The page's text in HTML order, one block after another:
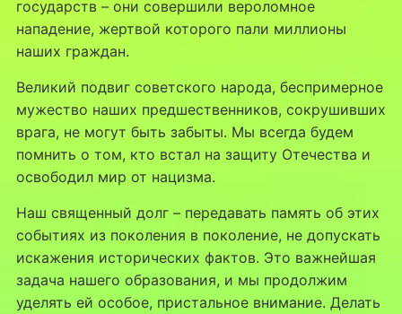
государств – они совершили вероломное
нападение, жертвой которого пали миллионы
наших граждан.
Великий подвиг советского народа, беспримерное
мужество наших предшественников, сокрушивших
врага, не могут быть забыты. Мы всегда будем
помнить о том, кто встал на защиту Отечества и
освободил мир от нацизма.
Наш священный долг – передавать память об этих
событиях из поколения в поколение, не допускать
искажения исторических фактов. Это важнейшая
задача нашего образования, и мы продолжим
уделять ей особое, пристальное внимание. Делать